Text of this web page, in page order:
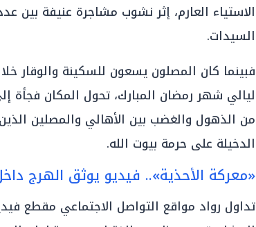
الاستياء العارم، إثر نشوب مشاجرة عنيفة بين
السيدات.
فبينما كان المصلون يسعون للسكينة والوقار
ليالي شهر رمضان المبارك، تحول المكان فجأة
من الذهول والغضب بين الأهالي والمصلين
الدخيلة على حرمة بيوت الله.
«معركة الأحذية».. فيديو يوثق الهرج
تداول رواد مواقع التواصل الاجتماعي مقطع